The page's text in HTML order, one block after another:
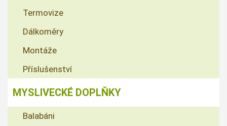
Termovize
Dálkoměry
Montáže
Příslušenství
MYSLIVECKÉ DOPLŇKY
Balabáni